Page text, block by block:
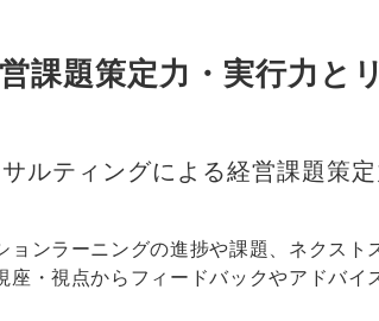
課題策定力・実行力と
ルティングによる経営課題策
ョンラーニングの進捗や課題、ネクス
座・視点からフィードバックやアドバ